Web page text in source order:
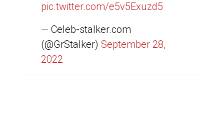
pic.twitter.com/e5v5Exuzd5
— Celeb-stalker.com
(@GrStalker) September 28,
2022